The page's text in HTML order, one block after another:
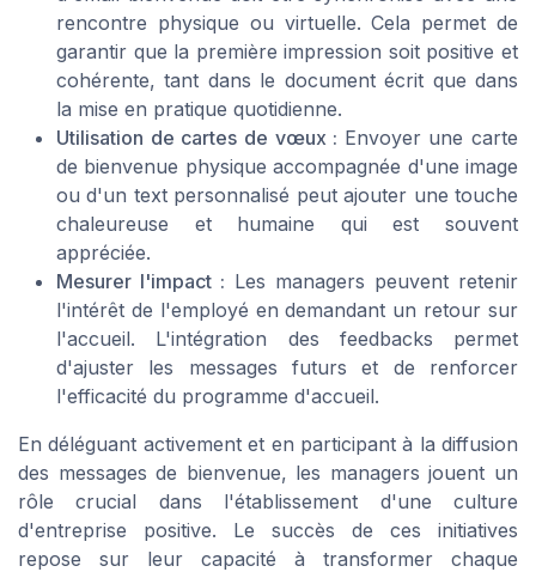
rencontre physique ou virtuelle. Cela permet de
garantir que la première impression soit positive et
cohérente, tant dans le document écrit que dans
la mise en pratique quotidienne.
Utilisation de cartes de vœux : Envoyer une carte
de bienvenue physique accompagnée d'une image
ou d'un text personnalisé peut ajouter une touche
chaleureuse et humaine qui est souvent
appréciée.
Mesurer l'impact : Les managers peuvent retenir
l'intérêt de l'employé en demandant un retour sur
l'accueil. L'intégration des feedbacks permet
d'ajuster les messages futurs et de renforcer
l'efficacité du programme d'accueil.
En déléguant activement et en participant à la diffusion
des messages de bienvenue, les managers jouent un
rôle crucial dans l'établissement d'une culture
d'entreprise positive. Le succès de ces initiatives
repose sur leur capacité à transformer chaque